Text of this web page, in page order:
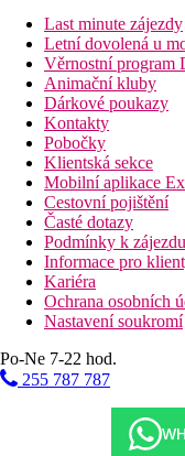
Last minute zájezdy
Letní dovolená u
Věrnostní program
Animační kluby
Dárkové poukazy
Kontakty
Pobočky
Klientská sekce
Mobilní aplikace
Cestovní pojištění
Časté dotazy
Podmínky k zájezdu
Informace pro
Kariéra
Ochrana osobních
Nastavení soukromí
Po-Ne 7-22 hod.
255 787 787